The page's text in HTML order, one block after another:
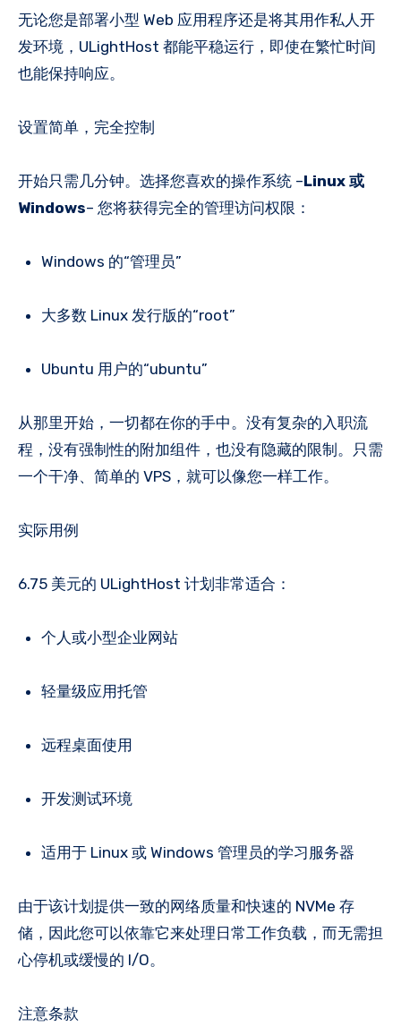
无论您是部署小型 Web 应用程序还是将其用作私人开
发环境，ULightHost 都能平稳运行，即使在繁忙时间
也能保持响应。
设置简单，完全控制
开始只需几分钟。选择您喜欢的操作系统 –Linux 或
Windows– 您将获得完全的管理访问权限：
Windows 的“管理员”
大多数 Linux 发行版的“root”
Ubuntu 用户的“ubuntu”
从那里开始，一切都在你的手中。没有复杂的入职流
程，没有强制性的附加组件，也没有隐藏的限制。只需
一个干净、简单的 VPS，就可以像您一样工作。
实际用例
6.75 美元的 ULightHost 计划非常适合：
个人或小型企业网站
轻量级应用托管
远程桌面使用
开发测试环境
适用于 Linux 或 Windows 管理员的学习服务器
由于该计划提供一致的网络质量和快速的 NVMe 存
储，因此您可以依靠它来处理日常工作负载，而无需担
心停机或缓慢的 I/O。
注意条款